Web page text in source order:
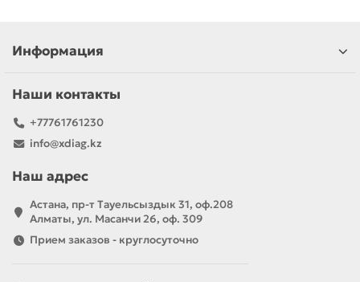
Информация
Наши контакты
+77761761230
info@xdiag.kz
Наш адрес
Астана, пр-т Тауельсыздык 31, оф.208
Алматы, ул. Масанчи 26, оф. 309
Прием заказов - круглосуточно